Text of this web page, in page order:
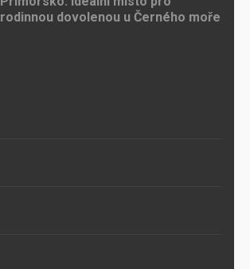
rodinnou dovolenou u Černého moře